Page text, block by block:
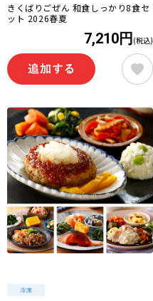
きくばりごぜん 和食しっかり8食セ
ット 2026春夏
7,210円 (税込)